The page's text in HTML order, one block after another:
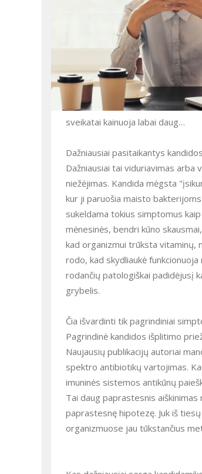
sveikatai kainuoja labai daug…
Dažniausiai pasitaikantys
Dažniausiai tai viduriavimas arba
niežėjimas. Kandida mėgsta
kur ji paruošia maisto
sukeldama tokius simptomus
mėnesinės, bendri kūno
kad organizmui trūksta vitaminų,
rodo, kad skydliaukė
rodančių patologiškai padidėjusį
grybelis.
Čia išvardinti tik pagrindiniai
Pagrindinė kandidos išplitimo
Naujausių publikacijų autoriai
spektro antibiotikų vartojimas.
imuninės sistemos antikūnų
Tai daug paprastesnis
paprastesnę hipotezę. Juk iš
organizmuose jau tūkstančius